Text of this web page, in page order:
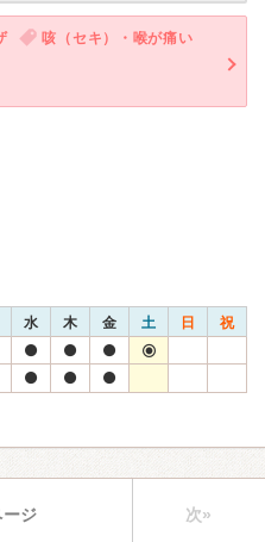
咳（セキ）・喉が痛い
水 木 金 土 日 祝
ジ 次»